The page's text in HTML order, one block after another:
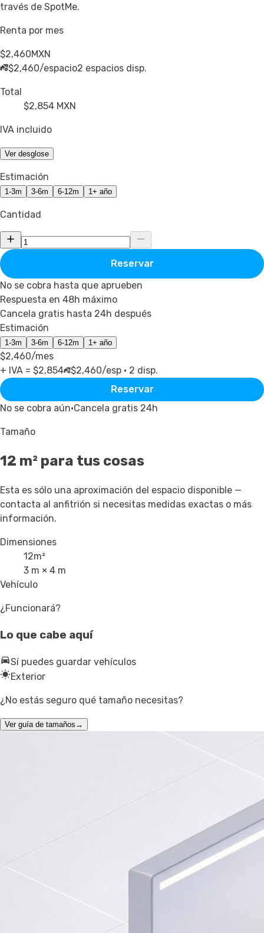
través de SpotMe.
Renta por mes
$2,460MXN
$2,460/espacio2 espacios disp.
Total
$2,854 MXN
IVA incluido
Ver desglose
Estimación
1-3m 3-6m 6-12m 1+ año
Cantidad
Reservar
No se cobra hasta que aprueben
Respuesta en 48h máximo
Cancela gratis hasta 24h después
Estimación
1-3m 3-6m 6-12m 1+ año
$2,460/mes
+ IVA = $2,854 $2,460/esp · 2 disp.
Reservar
No se cobra aún·Cancela gratis 24h
Tamaño
12 m² para tus cosas
Esta es sólo una aproximación del espacio disponible —
contacta al anfitrión si necesitas medidas exactas o más
información.
Dimensiones
12m²
3 m × 4 m
Vehículo
¿Funcionará?
Lo que cabe aquí
Sí puedes guardar vehículos
Exterior
¿No estás seguro qué tamaño necesitas?
Ver guía de tamaños →